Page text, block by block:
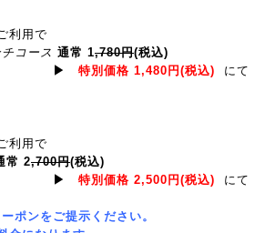
ご利用で
コース 通常 1,780円(税込)
特別価格 1,480円 (税込)
にて
ご利用で
常 2,700円(税込)
特別価格 2,500円 (税込)
にて
ポンをご提示ください。